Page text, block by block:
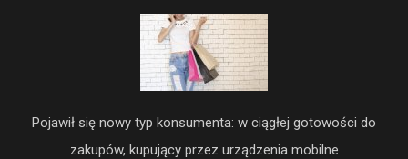
Pojawił się nowy typ konsumenta: w ciągłej gotowości do
zakupów, kupujący przez urządzenia mobilne